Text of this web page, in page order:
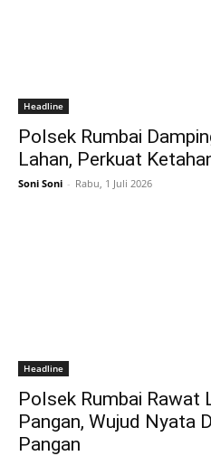
Headline
Polsek Rumbai
Lahan, Perkuat
Soni Soni - Rabu, 1 Juli 2026
Headline
Polsek Rumbai Rawat
Pangan, Wujud Nyata
Pangan